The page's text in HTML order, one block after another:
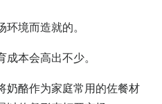
境而造就的。
本会高出不少。
奶酪作为家庭常用的佐餐材